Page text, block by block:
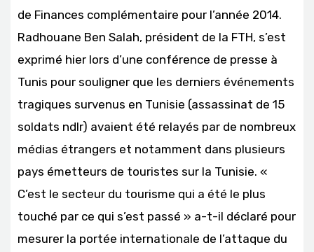
de Finances complémentaire pour l’année 2014.
Radhouane Ben Salah, président de la FTH, s’est
exprimé hier lors d’une conférence de presse à
Tunis pour souligner que les derniers événements
tragiques survenus en Tunisie (assassinat de 15
soldats ndlr) avaient été relayés par de nombreux
médias étrangers et notamment dans plusieurs
pays émetteurs de touristes sur la Tunisie. «
C’est le secteur du tourisme qui a été le plus
touché par ce qui s’est passé » a-t-il déclaré pour
mesurer la portée internationale de l’attaque du